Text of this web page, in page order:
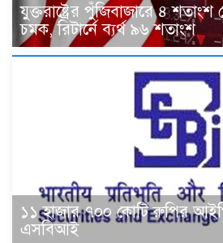
যুক্তরাষ্ট্রের পুঁজিবাজারে ৪
চমক, রিটার্নে ব্যর্থ ৯৬ শতাংশ
১১ হাজার ৭০০ কোটি রুপির
এসবিআই